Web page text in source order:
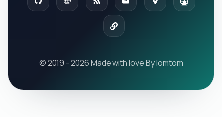
© 2019 - 2026 Made with love By lomtom